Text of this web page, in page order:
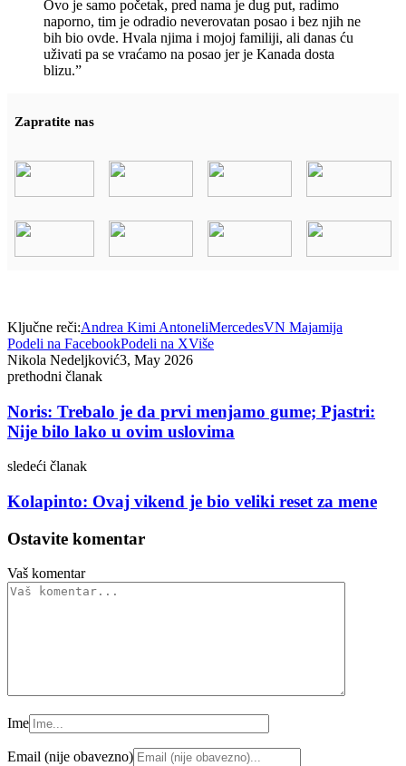
Ovo je samo početak, pred nama je dug put, radimo
naporno, tim je odradio neverovatan posao i bez njih ne
bih bio ovde. Hvala njima i mojoj familiji, ali danas ću
uživati pa se vraćamo na posao jer je Kanada dosta
blizu.”
Zapratite nas
Ključne reči:Andrea Kimi AntoneliMercedesVN Majamija
Podeli na FacebookPodeli na XViše
Nikola Nedeljković3, May 2026
prethodni članak
Noris: Trebalo je da prvi menjamo gume; Pjastri:
Nije bilo lako u ovim uslovima
sledeći članak
Kolapinto: Ovaj vikend je bio veliki reset za mene
Ostavite komentar
Vaš komentar
Ime
Email (nije obavezno)